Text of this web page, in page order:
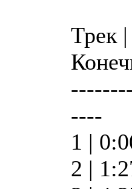
Трек
----
1 |
2 |